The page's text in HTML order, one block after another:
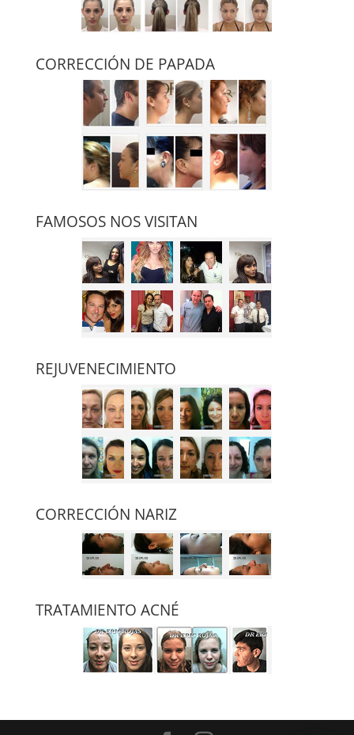
CORRECCIÓN DE PAPADA
FAMOSOS NOS VISITAN
REJUVENECIMIENTO
CORRECCIÓN NARIZ
TRATAMIENTO ACNÉ